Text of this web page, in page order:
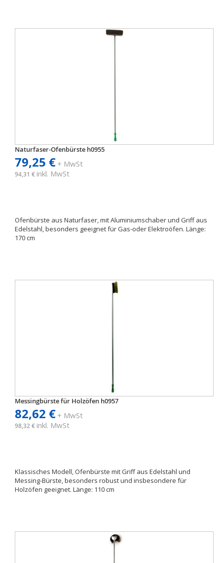
Naturfaser-Ofenbürste h0955
79,25 €+ MwSt
94,31 € inkl. MwSt
Ofenbürste aus Naturfaser, mit Aluminiumschaber und Griff aus
Edelstahl, besonders geeignet für Gas-oder Elektroöfen. Länge:
170 cm
Messingbürste für Holzöfen h0957
82,62 €+ MwSt
98,32 € inkl. MwSt
Klassisches Modell, Ofenbürste mit Griff aus Edelstahl und
Messing-Bürste, besonders robust und insbesondere für
Holzöfen geeignet. Länge: 110 cm